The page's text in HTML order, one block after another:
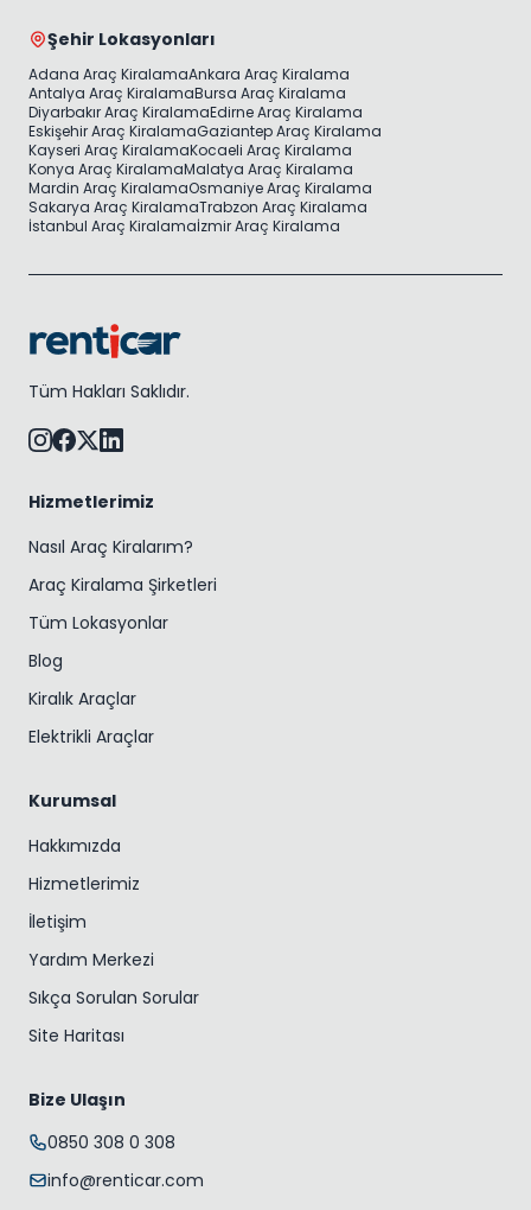
Şehir Lokasyonları
Adana Araç KiralamaAnkara Araç Kiralama
Antalya Araç KiralamaBursa Araç Kiralama
Diyarbakır Araç KiralamaEdirne Araç Kiralama
Eskişehir Araç KiralamaGaziantep Araç Kiralama
Kayseri Araç KiralamaKocaeli Araç Kiralama
Konya Araç KiralamaMalatya Araç Kiralama
Mardin Araç KiralamaOsmaniye Araç Kiralama
Sakarya Araç KiralamaTrabzon Araç Kiralama
İstanbul Araç Kiralamaİzmir Araç Kiralama
Tüm Hakları Saklıdır.
Hizmetlerimiz
Nasıl Araç Kiralarım?
Araç Kiralama Şirketleri
Tüm Lokasyonlar
Blog
Kiralık Araçlar
Elektrikli Araçlar
Kurumsal
Hakkımızda
Hizmetlerimiz
İletişim
Yardım Merkezi
Sıkça Sorulan Sorular
Site Haritası
Bize Ulaşın
0850 308 0 308
info@renticar.com